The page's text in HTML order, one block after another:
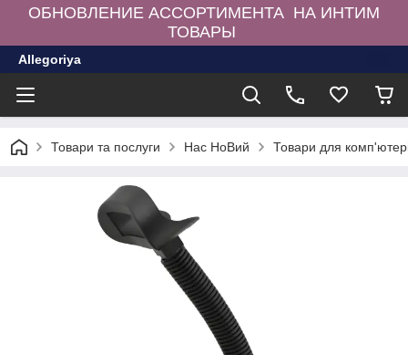
ОБНОВЛЕНИЕ АССОРТИМЕНТА НА ИНТИМ
ТОВАРЫ
Allegoriya
Товари та послуги Нас НоВий Товари для